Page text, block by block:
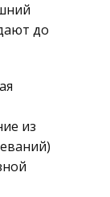
до
из